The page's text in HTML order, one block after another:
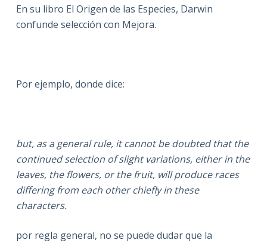
En su libro El Origen de las Especies, Darwin
confunde selección con Mejora.
Por ejemplo, donde dice:
but, as a general rule, it cannot be doubted that the
continued selection of slight variations, either in the
leaves, the flowers, or the fruit, will produce races
differing from each other chiefly in these
characters.
por regla general, no se puede dudar que la